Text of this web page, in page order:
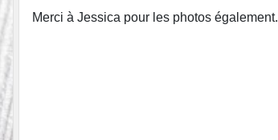
Merci à Jessica pour les photos également.